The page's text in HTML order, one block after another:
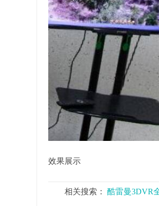
效果展示
相关搜索： 酷雷曼3DVR